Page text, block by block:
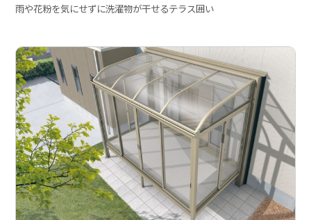
雨や花粉を気にせずに洗濯物が干せるテラス囲い